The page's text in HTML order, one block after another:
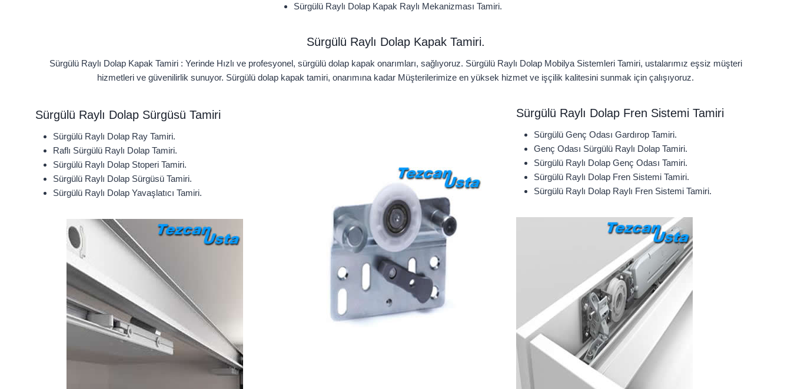
Sürgülü Raylı Dolap Kapak Raylı Mekanizması Tamiri.
Sürgülü Raylı Dolap Kapak Tamiri.
Sürgülü Raylı Dolap Kapak Tamiri : Yerinde Hızlı ve profesyonel, sürgülü dolap kapak onarımları, sağlıyoruz. Sürgülü Raylı Dolap Mobilya Sistemleri Tamiri, ustalarımız eşsiz müşteri
hizmetleri ve güvenilirlik sunuyor. Sürgülü dolap kapak tamiri, onarımına kadar Müşterilerimize en yüksek hizmet ve işçilik kalitesini sunmak için çalışıyoruz.
Sürgülü Raylı Dolap Sürgüsü Tamiri
Sürgülü Raylı Dolap Ray Tamiri.
Raflı Sürgülü Raylı Dolap Tamiri.
Sürgülü Raylı Dolap Stoperi Tamiri.
Sürgülü Raylı Dolap Sürgüsü Tamiri.
Sürgülü Raylı Dolap Yavaşlatıcı Tamiri.
Sürgülü Raylı Dolap Fren Sistemi Tamiri
Sürgülü Genç Odası Gardırop Tamiri.
Genç Odası Sürgülü Raylı Dolap Tamiri.
Sürgülü Raylı Dolap Genç Odası Tamiri.
Sürgülü Raylı Dolap Fren Sistemi Tamiri.
Sürgülü Raylı Dolap Raylı Fren Sistemi Tamiri.